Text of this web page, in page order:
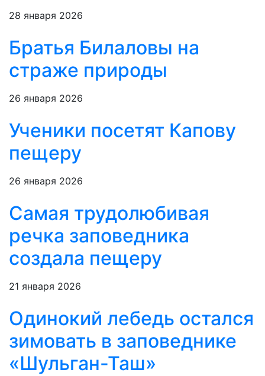
28 января 2026
Братья Билаловы на
страже природы
26 января 2026
Ученики посетят Капову
пещеру
26 января 2026
Самая трудолюбивая
речка заповедника
создала пещеру
21 января 2026
Одинокий лебедь остался
зимовать в заповеднике
«Шульган-Таш»